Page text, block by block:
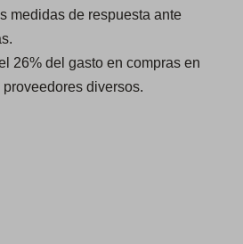
medidas de respuesta ante
26% del gasto en compras en
diversos.